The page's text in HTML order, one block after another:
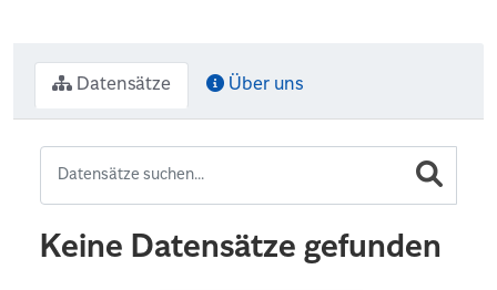
Datensätze Über uns
Keine Datensätze gefunden